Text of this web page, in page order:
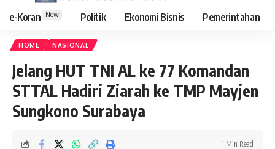
e-Koran New Politik Ekonomi Bisnis Pemerintahan
HOME NASIONAL
Jelang HUT TNI AL ke 77 Komandan
STTAL Hadiri Ziarah ke TMP Mayjen
Sungkono Surabaya
1 Min Read